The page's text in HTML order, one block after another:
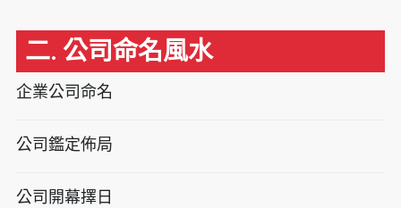
二. 公司命名風水
企業公司命名
公司鑑定佈局
公司開幕擇日